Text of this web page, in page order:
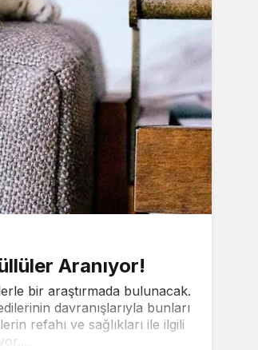
Aranıyor!
bir araştırmada bulunacak.
davranışlarıyla bunları
refahı ve sağlıkları ile ilgili